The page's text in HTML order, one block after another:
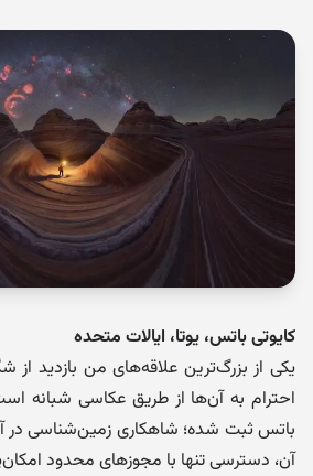
کایوتی باتس، یوتا، ایالات متحده
یکی از بزرگ‌ترین علاقه‌های من بازدید
احترام به آن‌ها از طریق عکاسی شبانه
باتس ثبت شده؛ شاهکاری زمین‌شناسی در
آن، دسترسی تنها با مجوزهای محدود